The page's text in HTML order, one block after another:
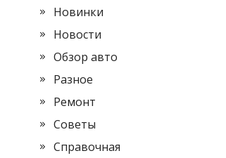
Новинки
Новости
Обзор авто
Разное
Ремонт
Советы
Справочная